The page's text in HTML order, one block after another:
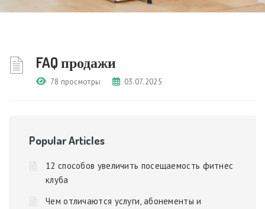
FAQ продажи
78 просмотры 03.07.2025
Popular Articles
12 способов увеличить посещаемость фитнес
клуба
Чем отличаются услуги, абонементы и